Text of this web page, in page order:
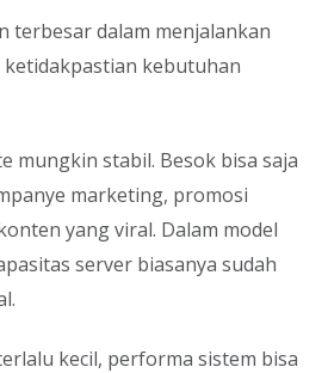
terbesar dalam menjalankan
kebutuhan
mungkin stabil. Besok bisa saja
marketing, promosi
yang viral. Dalam model
server biasanya sudah
kecil, performa sistem bisa